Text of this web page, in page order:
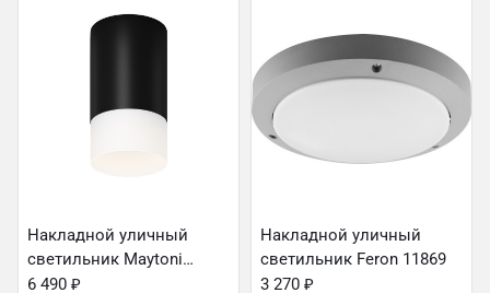
Накладной уличный
светильник Maytoni
O499CL-L10B3K
6 490 ₽
Накладной уличный
светильник Feron 11869
3 270 ₽